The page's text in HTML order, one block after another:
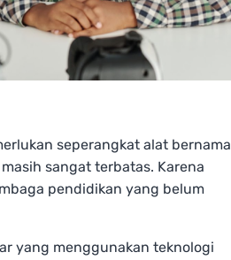
seperangkat alat bernama
sangat terbatas. Karena
pendidikan yang belum
yang menggunakan teknologi